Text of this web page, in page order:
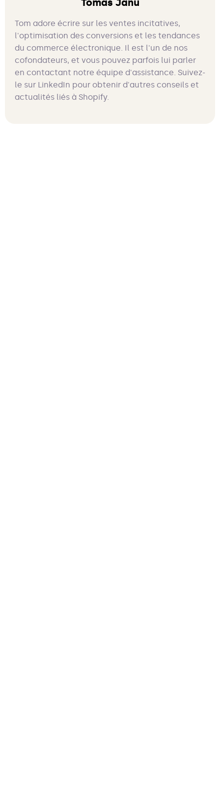
Tomas Janu
Tom adore écrire sur les ventes incitatives,
l'optimisation des conversions et les tendances
du commerce électronique. Il est l'un de nos
cofondateurs, et vous pouvez parfois lui parler
en contactant notre équipe d'assistance. Suivez-
le sur LinkedIn pour obtenir d'autres conseils et
actualités liés à Shopify.